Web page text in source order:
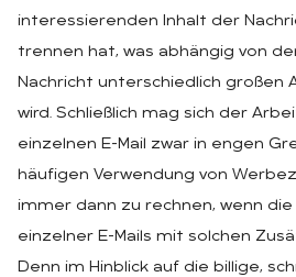
interessierenden Inhalt der
trennen hat, was abhängig von
Nachricht unterschiedlich großen
wird. Schließlich mag sich der
einzelnen E-Mail zwar in engen
häufigen Verwendung von
immer dann zu rechnen, wenn
einzelner E-Mails mit solchen
Denn im Hinblick auf die billige,